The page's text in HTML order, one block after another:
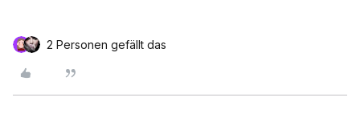
2 Personen gefällt das